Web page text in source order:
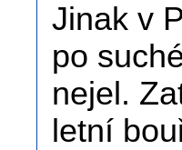
Jinak v
po
nejel.
letní